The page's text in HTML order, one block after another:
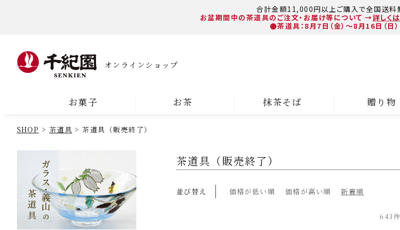
合計金額11,000円以上ご購入で全国送料
お盆期間中の茶道具のご注文・お届け等について →詳しく
●茶道具：8月7日（金）～8月16日（日）
オンラインショップ
お菓子 お茶 抹茶そば 贈り物
SHOP 茶道具 茶道具（販売終了）
茶道具（販売終了）
並び替え 価格が低い順 価格が高い順 新着順
643